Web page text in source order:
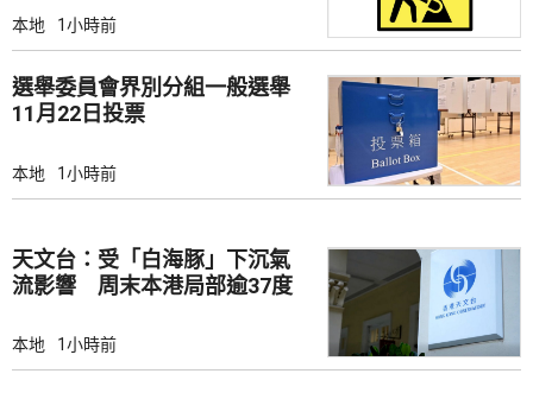
本地 1小時前
選舉委員會界別分組一般選舉
11月22日投票
本地 1小時前
天文台：受「白海豚」下沉氣
流影響 周末本港局部逾37度
本地 1小時前